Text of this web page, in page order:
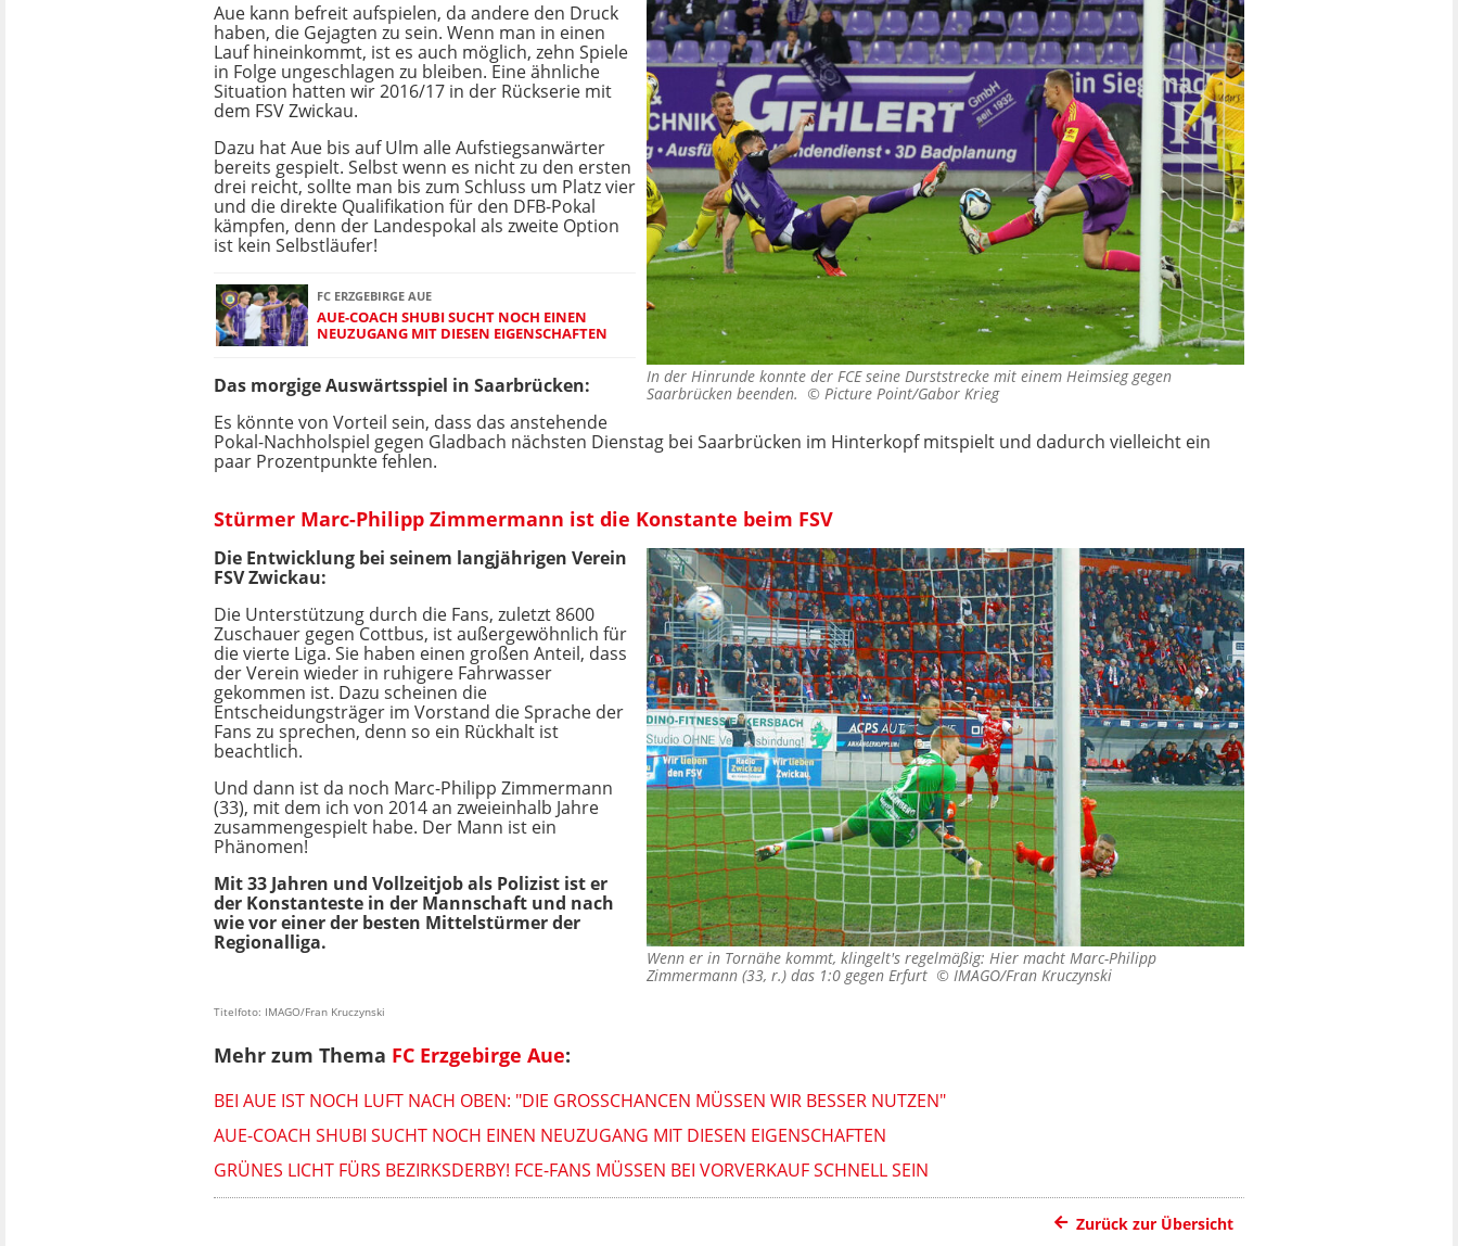
In der Hinrunde konnte der FCE seine Durststrecke mit einem Heimsieg gegen
Saarbrücken beenden. © Picture Point/Gabor Krieg
Aue kann befreit aufspielen, da andere den Druck
haben, die Gejagten zu sein. Wenn man in einen
Lauf hineinkommt, ist es auch möglich, zehn Spiele
in Folge ungeschlagen zu bleiben. Eine ähnliche
Situation hatten wir 2016/17 in der Rückserie mit
dem FSV Zwickau.
Dazu hat Aue bis auf Ulm alle Aufstiegsanwärter
bereits gespielt. Selbst wenn es nicht zu den ersten
drei reicht, sollte man bis zum Schluss um Platz vier
und die direkte Qualifikation für den DFB-Pokal
kämpfen, denn der Landespokal als zweite Option
ist kein Selbstläufer!
FC ERZGEBIRGE AUE
AUE-COACH SHUBI SUCHT NOCH EINEN
NEUZUGANG MIT DIESEN EIGENSCHAFTEN
Das morgige Auswärtsspiel in Saarbrücken:
Es könnte von Vorteil sein, dass das anstehende
Pokal-Nachholspiel gegen Gladbach nächsten Dienstag bei Saarbrücken im Hinterkopf mitspielt und dadurch vielleicht ein
paar Prozentpunkte fehlen.
Stürmer Marc-Philipp Zimmermann ist die Konstante beim FSV
Wenn er in Tornähe kommt, klingelt's regelmäßig: Hier macht Marc-Philipp
Zimmermann (33, r.) das 1:0 gegen Erfurt © IMAGO/Fran Kruczynski
Die Entwicklung bei seinem langjährigen Verein
FSV Zwickau:
Die Unterstützung durch die Fans, zuletzt 8600
Zuschauer gegen Cottbus, ist außergewöhnlich für
die vierte Liga. Sie haben einen großen Anteil, dass
der Verein wieder in ruhigere Fahrwasser
gekommen ist. Dazu scheinen die
Entscheidungsträger im Vorstand die Sprache der
Fans zu sprechen, denn so ein Rückhalt ist
beachtlich.
Und dann ist da noch Marc-Philipp Zimmermann
(33), mit dem ich von 2014 an zweieinhalb Jahre
zusammengespielt habe. Der Mann ist ein
Phänomen!
Mit 33 Jahren und Vollzeitjob als Polizist ist er
der Konstanteste in der Mannschaft und nach
wie vor einer der besten Mittelstürmer der
Regionalliga.
Titelfoto: IMAGO/Fran Kruczynski
Mehr zum Thema FC Erzgebirge Aue:
BEI AUE IST NOCH LUFT NACH OBEN: "DIE GROSSCHANCEN MÜSSEN WIR BESSER NUTZEN"
AUE-COACH SHUBI SUCHT NOCH EINEN NEUZUGANG MIT DIESEN EIGENSCHAFTEN
GRÜNES LICHT FÜRS BEZIRKSDERBY! FCE-FANS MÜSSEN BEI VORVERKAUF SCHNELL SEIN
Zurück zur Übersicht